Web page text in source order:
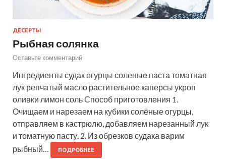
ДЕСЕРТЫ
Рыбная солянка
Оставьте комментарий
Ингредиенты судак огурцы соленые паста томатная
лук репчатый масло растительное каперсы укроп
оливки лимон соль Способ приготовления 1.
Очищаем и нарезаем на кубики солёные огурцы,
отправляем в кастрюлю, добавляем нарезанный лук
и томатную пасту. 2. Из обрезков судака варим
рыбный…
ПОДРОБНЕЕ